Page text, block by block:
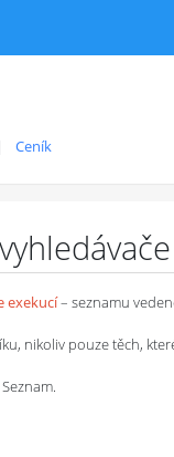
Ceník
exekucí– seznamu
nikoliv pouze těch,